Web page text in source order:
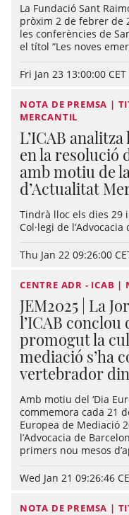
La Fundació Sant
pròxim 2 de febrer de
les conferències de
el títol “Les noves
Fri Jan 23 13:00:00
NOTA DE PREMSA |
MERCANTIL
L’ICAB
en la resolució
amb motiu de
d’Actualitat
Tindrà lloc els dies 29
Col·legi de
Thu Jan 22 09:26:00
CENTRE ADR - ICAB |
JEM2025 | La
l’ICAB conclou
promogut la
mediació s’ha
vertebrador
Amb motiu del ‘Dia
commemora cada 21
Europea de Mediació
l’Advocacia de
primers nou mesos
Wed Jan 21 09:26:46
NOTA DE PREMSA |